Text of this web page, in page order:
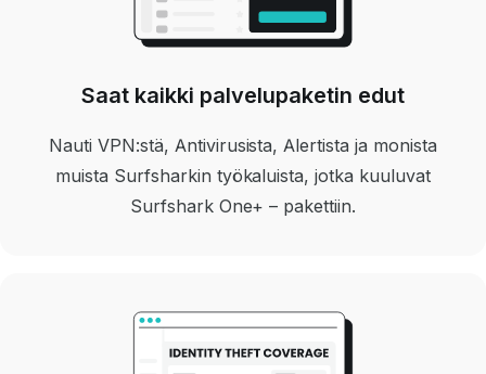
Saat kaikki palvelupaketin edut
Nauti VPN:stä, Antivirusista, Alertista ja monista
muista Surfsharkin työkaluista, jotka kuuluvat
Surfshark One+ – pakettiin.